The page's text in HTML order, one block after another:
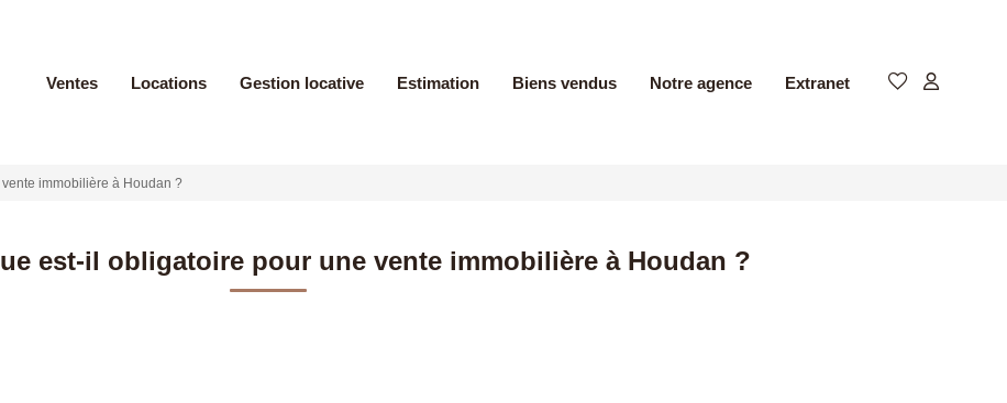
Ventes Locations Gestion locative Estimation Biens vendus Notre agence Extranet
immobilière à Houdan ?
est-il obligatoire pour une vente immobilière à Houdan ?